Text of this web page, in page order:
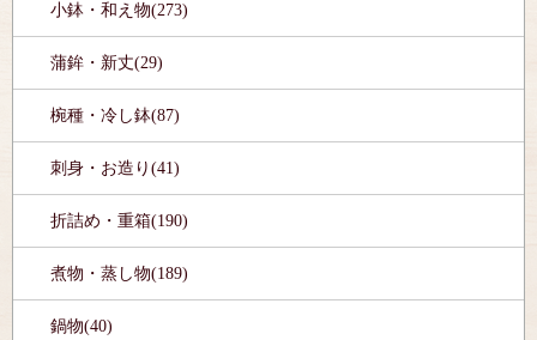
小鉢・和え物(273)
蒲鉾・新丈(29)
椀種・冷し鉢(87)
刺身・お造り(41)
折詰め・重箱(190)
煮物・蒸し物(189)
鍋物(40)